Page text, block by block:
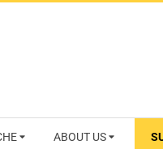
ABOUT US